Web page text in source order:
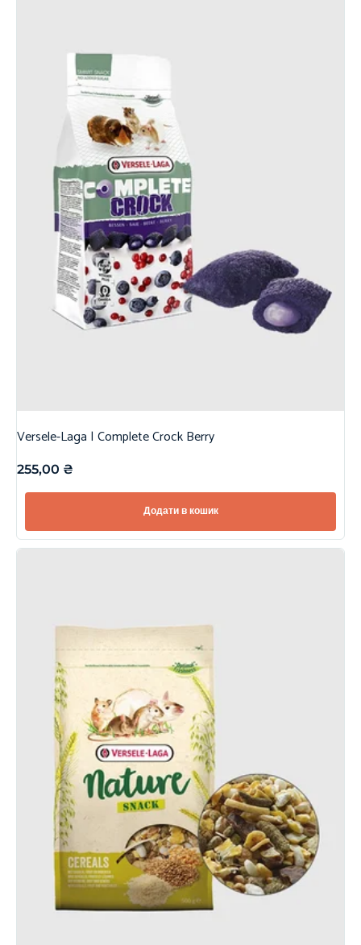
Versele-Laga | Complete Crock Berry
255,00 ₴
Додати в кошик